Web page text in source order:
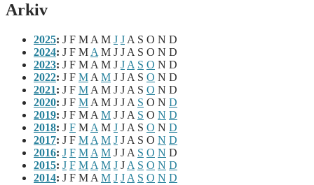
Arkiv
2025: J F M A M J J A S O N D
2024: J F M A M J J A S O N D
2023: J F M A M J J A S O N D
2022: J F M A M J J A S O N D
2021: J F M A M J J A S O N D
2020: J F M A M J J A S O N D
2019: J F M A M J J A S O N D
2018: J F M A M J J A S O N D
2017: J F M A M J J A S O N D
2016: J F M A M J J A S O N D
2015: J F M A M J J A S O N D
2014: J F M A M J J A S O N D